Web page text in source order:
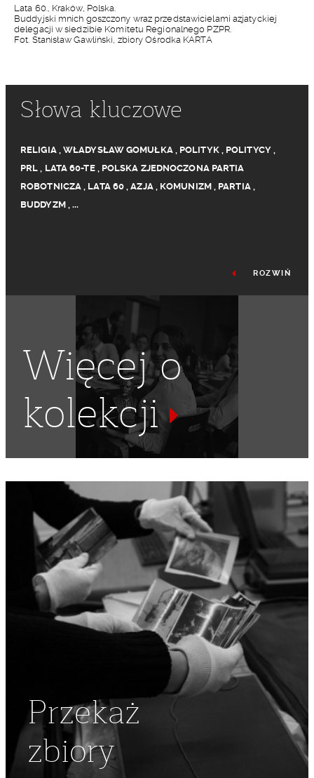
Lata 60., Kraków, Polska.
Buddyjski mnich goszczony wraz przedstawicielami azjatyckiej
delegacji w siedzibie Komitetu Regionalnego PZPR.
Fot. Stanisław Gawliński, zbiory Ośrodka KARTA
Słowa kluczowe
RELIGIA,WŁADYSŁAW GOMUŁKA, POLITYK, POLITYCY,
PRL , LATA 60-TE, POLSKA ZJEDNOCZONA PARTIA
ROBOTNICZA , LATA 60 ,AZJA, KOMUNIZM, PARTIA,
BUDDYZM,...
POLSKA RZECZPOSPOLITA LUDOWA ,MNICH
KR PZPR
ROZWIŃ
Więcej o
kolekcji
Przekaż
zbiory